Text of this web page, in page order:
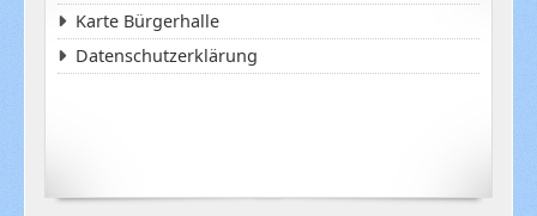
Karte Bürgerhalle
Datenschutzerklärung